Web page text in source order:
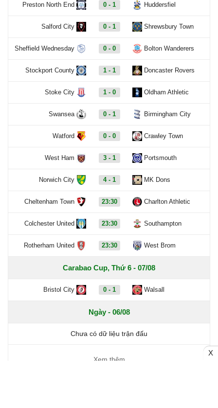
Preston North End 0 - 1 Huddersfiel
Salford City 0 - 1 Shrewsbury Town
Sheffield Wednesday 0 - 0 Bolton Wanderers
Stockport County 1 - 1 Doncaster Rovers
Stoke City 1 - 0 Oldham Athletic
Swansea 0 - 1 Birmingham City
Watford 0 - 0 Crawley Town
West Ham 3 - 1 Portsmouth
Norwich City 4 - 1 MK Dons
Cheltenham Town 23:30 Charlton Athletic
Colchester United 23:30 Southampton
Rotherham United 23:30 West Brom
Carabao Cup, Thứ 6 - 07/08
Bristol City 0 - 1 Walsall
Ngày - 06/08
Chưa có dữ liệu trận đấu
Xem thêm
X